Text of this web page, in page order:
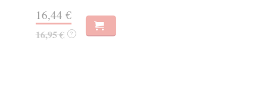
16,44 €
16,95 € ?